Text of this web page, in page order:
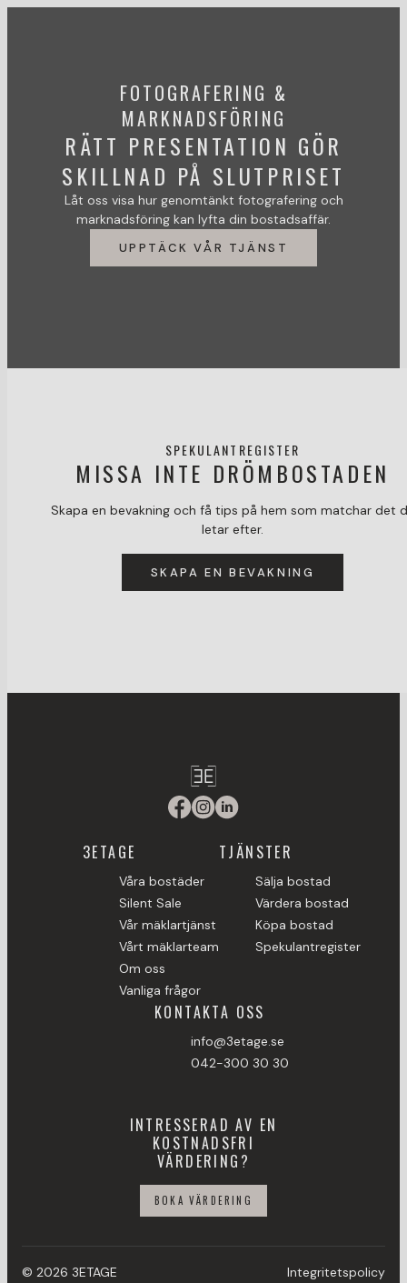
FOTOGRAFERING &
MARKNADSFÖRING
RÄTT PRESENTATION GÖR
SKILLNAD PÅ SLUTPRISET
Låt oss visa hur genomtänkt fotografering och
marknadsföring kan lyfta din bostadsaffär.
UPPTÄCK VÅR TJÄNST
SPEKULANTREGISTER
MISSA INTE DRÖMBOSTADEN
Skapa en bevakning och få tips på hem som matchar det
letar efter.
SKAPA EN BEVAKNING
3ETAGE
Våra bostäder
Silent Sale
Vår mäklartjänst
Vårt mäklarteam
Om oss
Vanliga frågor
TJÄNSTER
Sälja bostad
Värdera bostad
Köpa bostad
Spekulantregister
KONTAKTA OSS
info@3etage.se
042-300 30 30
INTRESSERAD AV EN
KOSTNADSFRI
VÄRDERING?
BOKA VÄRDERING
© 2026 3ETAGE Integritetspolicy